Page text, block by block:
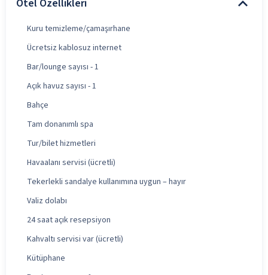
Otel Özellikleri
Kuru temizleme/çamaşırhane
Ücretsiz kablosuz internet
Bar/lounge sayısı - 1
Açık havuz sayısı - 1
Bahçe
Tam donanımlı spa
Tur/bilet hizmetleri
Havaalanı servisi (ücretli)
Tekerlekli sandalye kullanımına uygun – hayır
Valiz dolabı
24 saat açık resepsiyon
Kahvaltı servisi var (ücretli)
Kütüphane